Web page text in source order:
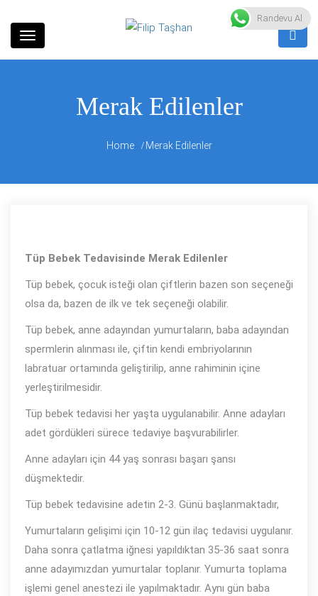
content
Filip Taşhan
Merak Edilenler
Home Merak Edilenler
Tüp Bebek Tedavisinde Merak Edilenler
Tüp bebek, çocuk isteği olan çiftlerin bazen son seçeneği
olsa da, bazen de ilk ve tek seçeneği olabilir.
Tüp bebek, anne adayından yumurtaların, baba adayından
spermlerin alınması ile, çiftin kendi embriyolarının
labratuar ortamında geliştirilip, anne rahiminin içine
yerleştirilmesidir.
Tüp bebek tedavisi her yaşta uygulanabilir. Anne adayları
adet gördükleri sürece tedaviye başvurabilirler.
Anne adayları için 44 yaş sonrası başarı şansı
düşmektedir.
Tüp bebek tedavisine adetin 2-3. Günü başlanmaktadır,
Yumurtaların gelişimi için 10-12 gün ilaç tedavisi uygulanır.
Daha sonra çatlatma iğnesi yapıldıktan 35-36 saat sonra
anne adayımızdan yumurtalar toplanır. Yumurta toplama
işlemi genel anestezi ile yapılmaktadır. Aynı gün baba
Randevu Al